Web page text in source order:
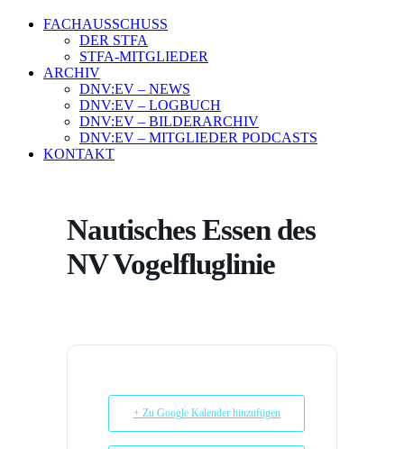
FACHAUSSCHUSS
DER STFA
STFA-MITGLIEDER
ARCHIV
DNV:EV – NEWS
DNV:EV – LOGBUCH
DNV:EV – BILDERARCHIV
DNV:EV – MITGLIEDER PODCASTS
KONTAKT
Nautisches Essen des
NV Vogelfluglinie
+ Zu Google Kalender hinzufügen